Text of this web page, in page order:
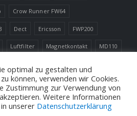
Crow Runner FW64
Dect Ericsson FWP200
Luftfilter Magnetkontakt MD110
optimal zu gestalten und
können, verwenden wir Cookies.
Zustimmung zur Verwendung von
Weitere Informationen
unserer Datenschutzerklärung